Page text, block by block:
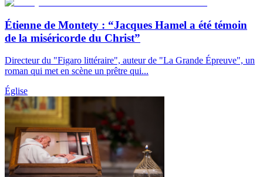
Étienne de Montety : “Jacques Hamel a été témoin
de la miséricorde du Christ”
Directeur du "Figaro littéraire", auteur de "La Grande Épreuve", un
roman qui met en scène un prêtre qui...
Église